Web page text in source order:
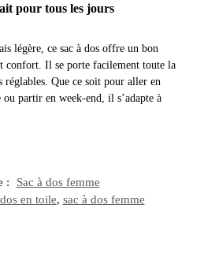
pour tous les jours
légère, ce sac à dos offre un bon
confort. Il se porte facilement toute la
réglables. Que ce soit pour aller en
partir en week-end, il s’adapte à
:
Sac à dos femme
en toile, sac à dos femme